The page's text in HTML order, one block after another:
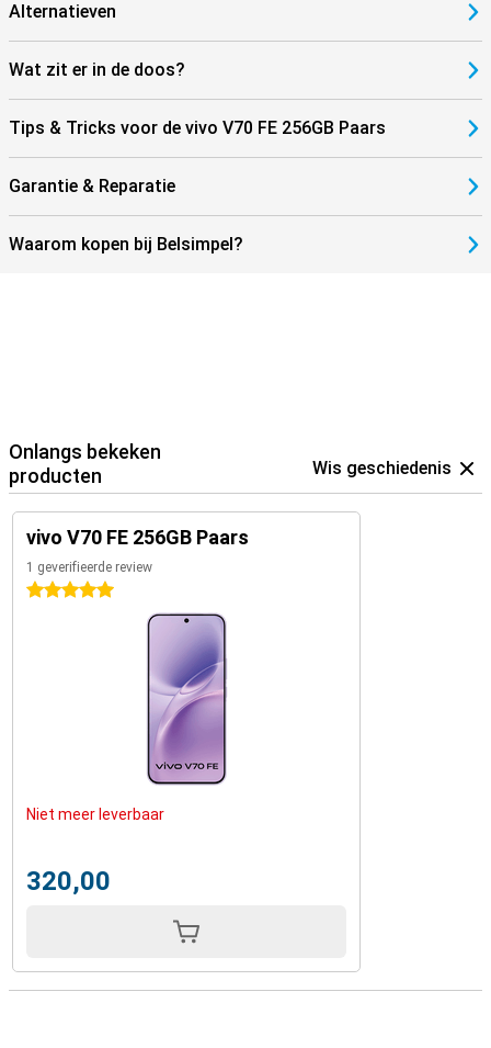
Alternatieven
Wat zit er in de doos?
Tips & Tricks voor de vivo V70 FE 256GB Paars
Garantie & Reparatie
Waarom kopen bij Belsimpel?
Onlangs bekeken
producten
Wis geschiedenis
vivo V70 FE 256GB Paars
1 geverifieerde review
5 sterren
Niet meer leverbaar
320,00